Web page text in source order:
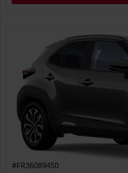
#FR36089450